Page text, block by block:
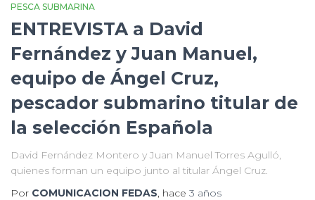
PESCA SUBMARINA
ENTREVISTA a David
Fernández y Juan Manuel,
equipo de Ángel Cruz,
pescador submarino titular de
la selección Española
David Fernández Montero y Juan Manuel Torres Agulló,
quienes forman un equipo junto al titular Ángel Cruz.
Por COMUNICACION FEDAS, hace 3 años